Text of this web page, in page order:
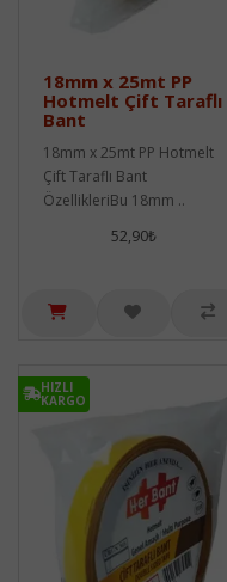
18mm x 25mt PP
Hotmelt Çift Taraflı
Bant
18mm x 25mt PP Hotmelt
Çift Taraflı Bant
ÖzellikleriBu 18mm ..
52,90₺
HIZLI
KARGO